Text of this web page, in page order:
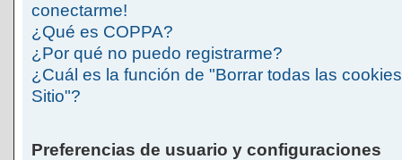
conectarme!
¿Qué es COPPA?
¿Por qué no puedo registrarme?
¿Cuál es la función de "Borrar todas las
Sitio"?
Preferencias de usuario y configuraciones